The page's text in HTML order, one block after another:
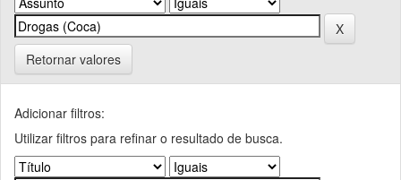
Retornar valores
Adicionar filtros:
Utilizar filtros para refinar o resultado de busca.